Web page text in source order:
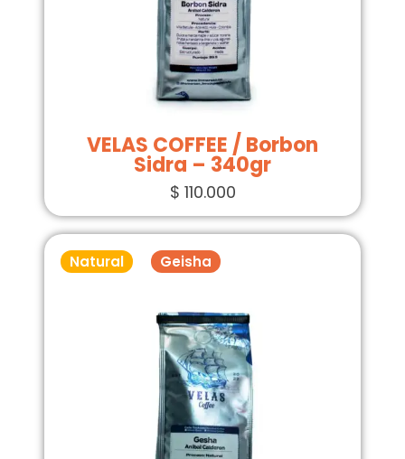
VELAS COFFEE / Borbon
Sidra – 340gr
$ 110.000
Natural Geisha